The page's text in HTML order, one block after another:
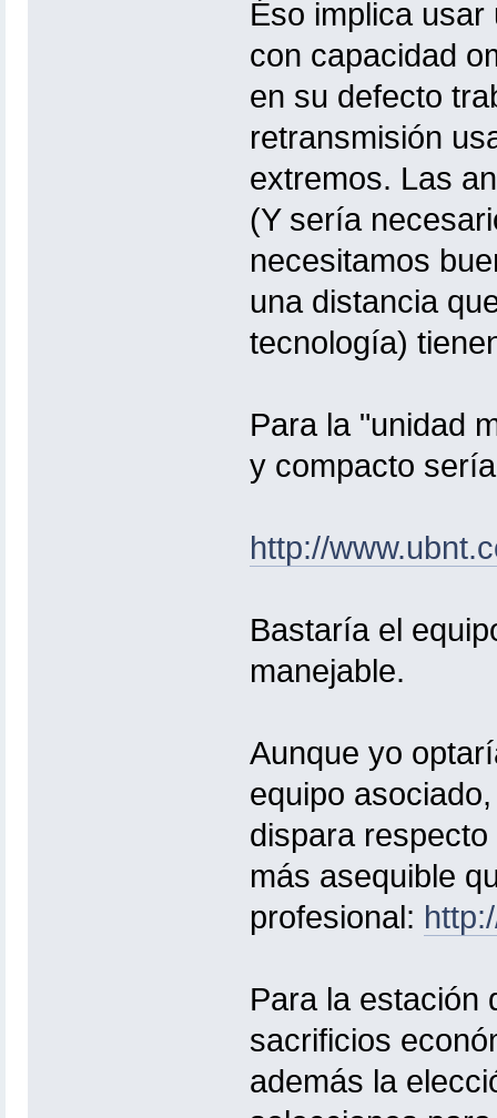
Éso implica
con capacidad
en su defecto
retransmisión
extremos. Las
(Y sería
necesitamos
una distancia
tecnología)
Para la "unidad
y compacto
http://
Bastaría el
manejable.
Aunque yo
equipo
dispara
más asequible
profesional:
Para la estación
sacrificios
además la